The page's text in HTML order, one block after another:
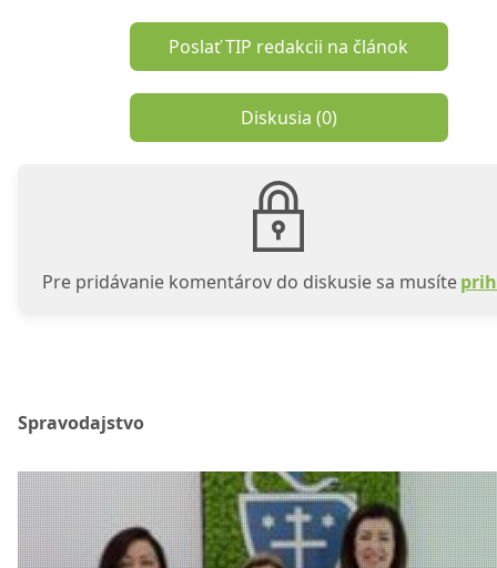
Poslať TIP redakcii na článok
Diskusia (0)
Pre pridávanie komentárov do diskusie sa musíte
Spravodajstvo